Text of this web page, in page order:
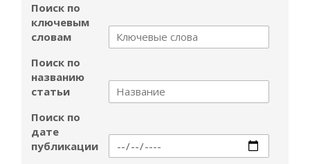
Поиск по
ключевым
словам
Поиск по
названию
статьи
Поиск по
дате
публикации